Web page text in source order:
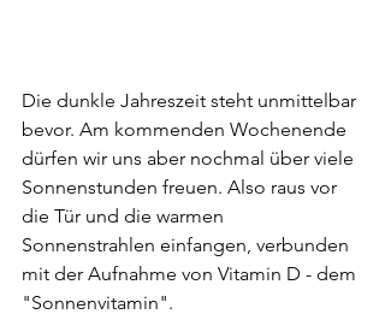
Die dunkle Jahreszeit steht unmittelbar
bevor. Am kommenden Wochenende
dürfen wir uns aber nochmal über viele
Sonnenstunden freuen. Also raus vor
die Tür und die warmen
Sonnenstrahlen einfangen, verbunden
mit der Aufnahme von Vitamin D - dem
"Sonnenvitamin".